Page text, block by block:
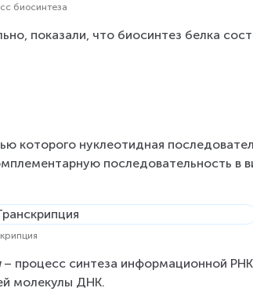
биосинтеза
по­ка­за­ли, что био­син­тез белка
ко­то­ро­го нук­лео­тид­ная
по­сле­до­ва­тель­ность
– про­цесс син­те­за ин­фор­ма­ци­он­ной
мо­ле­ку­лы ДНК.